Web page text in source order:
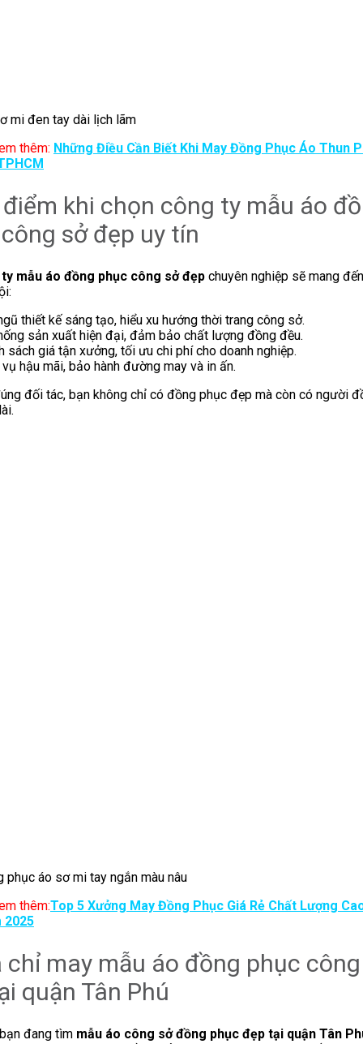
mi đen tay dài lịch lãm
thêm: Những Điều Cần Biết Khi May Đồng Phục Áo Thun
khi chọn công ty mẫu áo
sở đẹp uy tín
mẫu áo đồng phục công sở đẹp chuyên nghiệp sẽ mang
thiết kế sáng tạo, hiểu xu hướng thời trang công sở.
sản xuất hiện đại, đảm bảo chất lượng đồng đều.
sách giá tận xưởng, tối ưu chi phí cho doanh nghiệp.
hậu mãi, bảo hành đường may và in ấn.
đối tác, bạn không chỉ có đồng phục đẹp mà còn có người
phục áo sơ mi tay ngắn màu nâu
thêm:Top 5 Xưởng May Đồng Phục Giá Rẻ Chất Lượng
2025
chỉ may mẫu áo đồng phục
quận Tân Phú
đang tìm mẫu áo công sở đồng phục đẹp tại quận Tân